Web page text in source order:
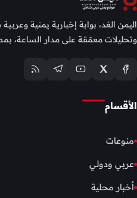
اليمن الغد، بوابة إخبارية يمنية
وتحليلات معمّقة على مدار الساعة،
الأقسام
منوعات
عربي ودولي
أخبار محلية